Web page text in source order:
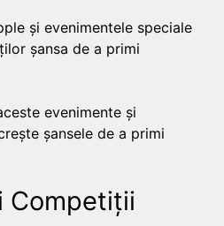
și evenimentele speciale
șansa de a primi
evenimente și
șansele de a primi
Competiții